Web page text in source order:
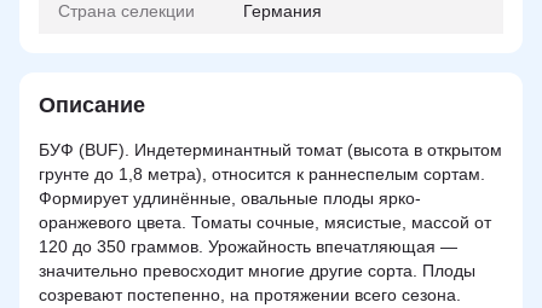
Страна селекции Германия
Описание
БУФ (BUF). Индетерминантный томат (высота в открытом
грунте до 1,8 метра), относится к раннеспелым сортам.
Формирует удлинённые, овальные плоды ярко-
оранжевого цвета. Томаты сочные, мясистые, массой от
120 до 350 граммов. Урожайность впечатляющая —
значительно превосходит многие другие сорта. Плоды
созревают постепенно, на протяжении всего сезона.